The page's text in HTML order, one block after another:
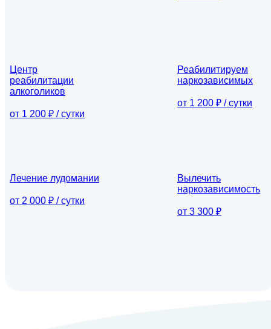
Центр
реабилитации
алкоголиков
от 1 200 ₽ / сутки
Реабилитируем
наркозависимых
от 1 200 ₽ / сутки
Лечение лудомании
от 2 000 ₽ / сутки
Вылечить
наркозависимость
от 3 300 ₽